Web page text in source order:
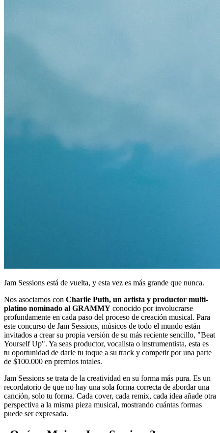
Jam Sessions está de vuelta, y esta vez es más grande que nunca.
Nos asociamos con Charlie Puth, un artista y productor multi-
platino nominado al GRAMMY conocido por involucrarse
profundamente en cada paso del proceso de creación musical. Para
este concurso de Jam Sessions, músicos de todo el mundo están
invitados a crear su propia versión de su más reciente sencillo, "Beat
Yourself Up". Ya seas productor, vocalista o instrumentista, esta es
tu oportunidad de darle tu toque a su track y competir por una parte
de $100.000 en premios totales.
Jam Sessions se trata de la creatividad en su forma más pura. Es un
recordatorio de que no hay una sola forma correcta de abordar una
canción, solo tu forma. Cada cover, cada remix, cada idea añade otra
perspectiva a la misma pieza musical, mostrando cuántas formas
puede ser expresada.